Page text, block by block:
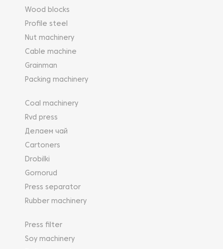
Wood blocks
Profile steel
Nut machinery
Cable machine
Grainman
Packing machinery
Coal machinery
Rvd press
Делаем чай
Cartoners
Drobilki
Gornorud
Press separator
Rubber machinery
Press filter
Soy machinery